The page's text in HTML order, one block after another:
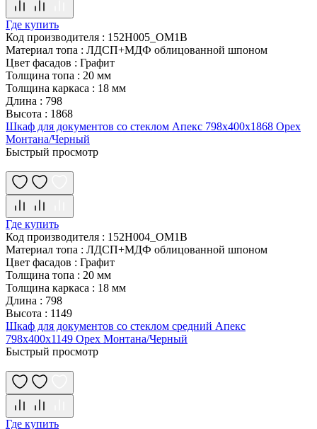
Где купить
Код производителя : 152H005_OM1B
Материал топа : ЛДСП+МДФ облицованной шпоном
Цвет фасадов : Графит
Толщина топа : 20 мм
Толщина каркаса : 18 мм
Длина : 798
Высота : 1868
Шкаф для документов со стеклом Апекс 798х400х1868 Орех
Монтана/Черный
Быстрый просмотр
Где купить
Код производителя : 152H004_OM1B
Материал топа : ЛДСП+МДФ облицованной шпоном
Цвет фасадов : Графит
Толщина топа : 20 мм
Толщина каркаса : 18 мм
Длина : 798
Высота : 1149
Шкаф для документов со стеклом средний Апекс
798х400х1149 Орех Монтана/Черный
Быстрый просмотр
Где купить